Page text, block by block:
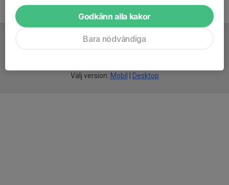
Välj version: Mobil Desktop
Godkänn alla kakor
Bara nödvändiga